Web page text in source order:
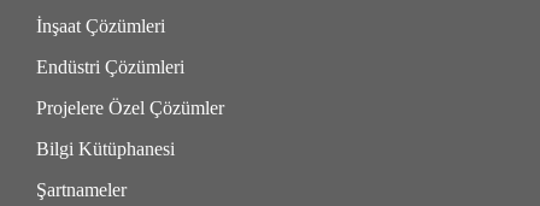
İnşaat Çözümleri
Endüstri Çözümleri
Projelere Özel Çözümler
Bilgi Kütüphanesi
Şartnameler